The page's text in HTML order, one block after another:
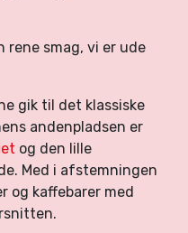
rene smag, vi er ude
gik til det klassiske
andenpladsen er
og den lille
Med i afstemningen
og kaffebarer med